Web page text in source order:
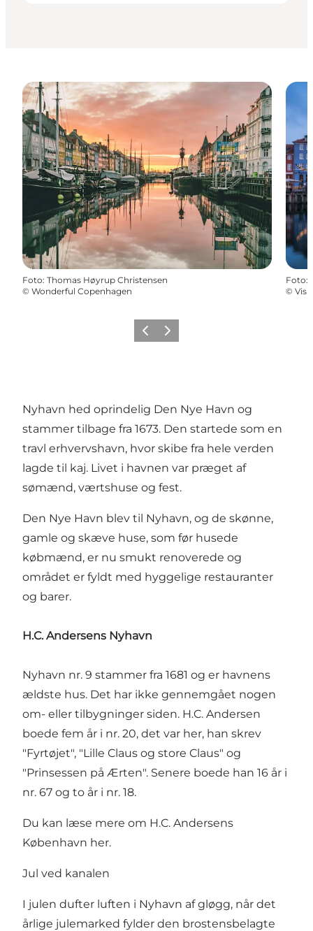
Foto: Thomas Høyrup Christensen
© Wonderful Copenhagen
Foto:
©
ForrigeNæste
Nyhavn hed oprindelig Den Nye Havn og
stammer tilbage fra 1673. Den startede som en
travl erhvervshavn, hvor skibe fra hele verden
lagde til kaj. Livet i havnen var præget af
sømænd, værtshuse og fest.
Den Nye Havn blev til Nyhavn, og de skønne,
gamle og skæve huse, som før husede
købmænd, er nu smukt renoverede og
området er fyldt med hyggelige restauranter
og barer.
H.C. Andersens Nyhavn
Nyhavn nr. 9 stammer fra 1681 og er havnens
ældste hus. Det har ikke gennemgået nogen
om- eller tilbygninger siden. H.C. Andersen
boede fem år i nr. 20, det var her, han skrev
"Fyrtøjet", "Lille Claus og store Claus" og
"Prinsessen på Ærten". Senere boede han 16 år i
nr. 67 og to år i nr. 18.
Du kan læse mere om H.C. Andersens
København her.
Jul ved kanalen
I julen dufter luften i Nyhavn af gløgg, når det
årlige julemarked fylder den brostensbelagte